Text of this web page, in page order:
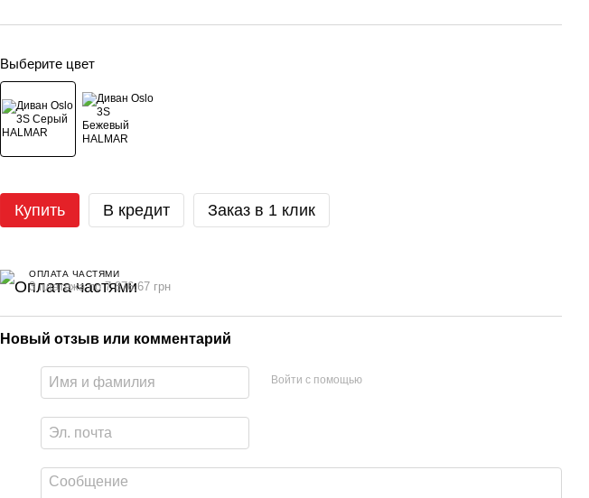
Выберите цвет
Купить В кредит Заказ в 1 клик
ОПЛАТА ЧАСТЯМИ
3 платежа по 7 876.67 грн
Новый отзыв или комментарий
Войти с помощью